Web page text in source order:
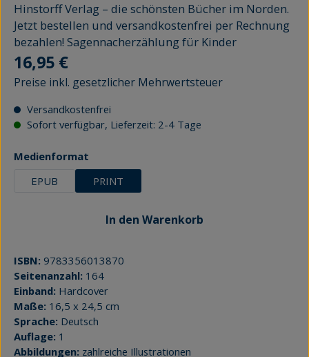
Hinstorff Verlag – die schönsten Bücher im Norden.
Jetzt bestellen und versandkostenfrei per Rechnung
bezahlen! Sagennacherzählung für Kinder
Regulärer Preis:
16,95 €
Preise inkl. gesetzlicher Mehrwertsteuer
Versandkostenfrei
Sofort verfügbar, Lieferzeit: 2-4 Tage
Medienformat
EPUB
PRINT
In den Warenkorb
ISBN: 9783356013870
Seitenanzahl: 164
Einband: Hardcover
Maße: 16,5 x 24,5 cm
Sprache: Deutsch
Auflage: 1
Abbildungen: zahlreiche Illustrationen